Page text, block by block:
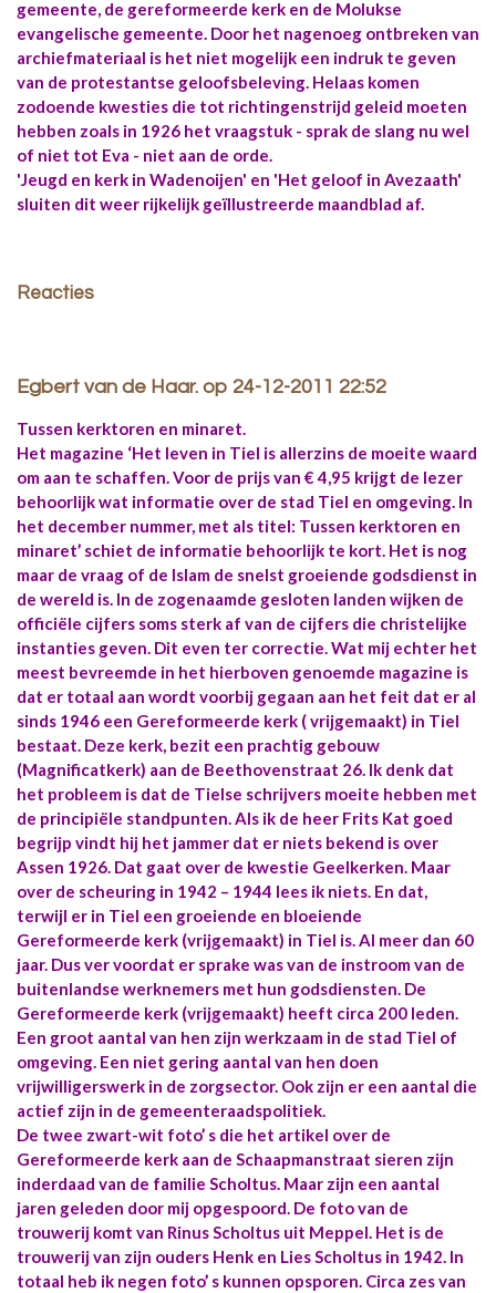
gemeente, de gereformeerde kerk en de Molukse
evangelische gemeente. Door het nagenoeg ontbreken van
archiefmateriaal is het niet mogelijk een indruk te geven
van de protestantse geloofsbeleving. Helaas komen
zodoende kwesties die tot richtingenstrijd geleid moeten
hebben zoals in 1926 het vraagstuk - sprak de slang nu wel
of niet tot Eva - niet aan de orde.
'Jeugd en kerk in Wadenoijen' en 'Het geloof in Avezaath'
sluiten dit weer rijkelijk geïllustreerde maandblad af.
Reacties
Egbert van de Haar. op 24-12-2011 22:52
Tussen kerktoren en minaret.
Het magazine ‘Het leven in Tiel is allerzins de moeite waard
om aan te schaffen. Voor de prijs van € 4,95 krijgt de lezer
behoorlijk wat informatie over de stad Tiel en omgeving. In
het december nummer, met als titel: Tussen kerktoren en
minaret’ schiet de informatie behoorlijk te kort. Het is nog
maar de vraag of de Islam de snelst groeiende godsdienst in
de wereld is. In de zogenaamde gesloten landen wijken de
officiële cijfers soms sterk af van de cijfers die christelijke
instanties geven. Dit even ter correctie. Wat mij echter het
meest bevreemde in het hierboven genoemde magazine is
dat er totaal aan wordt voorbij gegaan aan het feit dat er al
sinds 1946 een Gereformeerde kerk ( vrijgemaakt) in Tiel
bestaat. Deze kerk, bezit een prachtig gebouw
(Magnificatkerk) aan de Beethovenstraat 26. Ik denk dat
het probleem is dat de Tielse schrijvers moeite hebben met
de principiële standpunten. Als ik de heer Frits Kat goed
begrijp vindt hij het jammer dat er niets bekend is over
Assen 1926. Dat gaat over de kwestie Geelkerken. Maar
over de scheuring in 1942 – 1944 lees ik niets. En dat,
terwijl er in Tiel een groeiende en bloeiende
Gereformeerde kerk (vrijgemaakt) in Tiel is. Al meer dan 60
jaar. Dus ver voordat er sprake was van de instroom van de
buitenlandse werknemers met hun godsdiensten. De
Gereformeerde kerk (vrijgemaakt) heeft circa 200 leden.
Een groot aantal van hen zijn werkzaam in de stad Tiel of
omgeving. Een niet gering aantal van hen doen
vrijwilligerswerk in de zorgsector. Ook zijn er een aantal die
actief zijn in de gemeenteraadspolitiek.
De twee zwart-wit foto’ s die het artikel over de
Gereformeerde kerk aan de Schaapmanstraat sieren zijn
inderdaad van de familie Scholtus. Maar zijn een aantal
jaren geleden door mij opgespoord. De foto van de
trouwerij komt van Rinus Scholtus uit Meppel. Het is de
trouwerij van zijn ouders Henk en Lies Scholtus in 1942. In
totaal heb ik negen foto’ s kunnen opsporen. Circa zes van